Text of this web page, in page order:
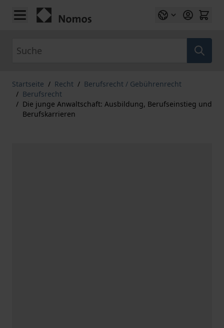
Zum Inhalt springen
Startseite / Recht / Berufsrecht / Gebührenrecht
/ Berufsrecht
/ Die junge Anwaltschaft: Ausbildung, Berufseinstieg und
Berufskarrieren